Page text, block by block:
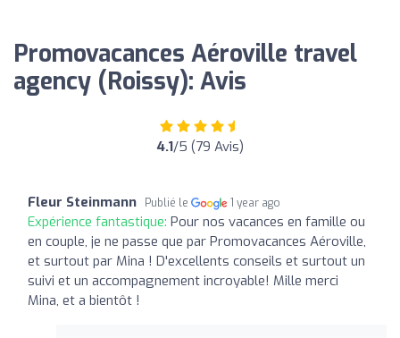
Promovacances Aéroville travel
agency (Roissy): Avis
4.1/5 (79 Avis)
Fleur Steinmann Publié le 1 year ago
Expérience fantastique: Pour nos vacances en famille ou
en couple, je ne passe que par Promovacances Aéroville,
et surtout par Mina ! D'excellents conseils et surtout un
suivi et un accompagnement incroyable! Mille merci
Mina, et a bientôt !